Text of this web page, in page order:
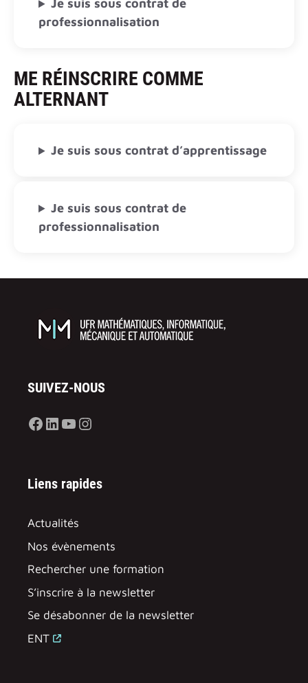
Je suis sous contrat de
professionnalisation
ME RÉINSCRIRE COMME
ALTERNANT
Je suis sous contrat d’apprentissage
Je suis sous contrat de
professionnalisation
SUIVEZ-NOUS
Facebook
LinkedIn
YouTube
Instagram
Liens rapides
Actualités
Nos évènements
Rechercher une formation
S’inscrire à la newsletter
Se désabonner de la newsletter
ENT